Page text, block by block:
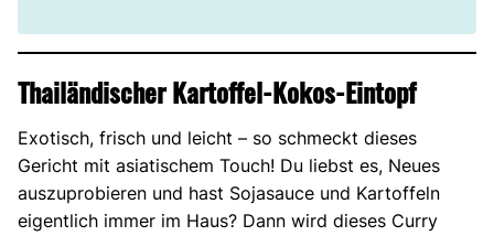
Thailändischer Kartoffel-Kokos-Eintopf
Exotisch, frisch und leicht – so schmeckt dieses
Gericht mit asiatischem Touch! Du liebst es, Neues
auszuprobieren und hast Sojasauce und Kartoffeln
eigentlich immer im Haus? Dann wird dieses Curry